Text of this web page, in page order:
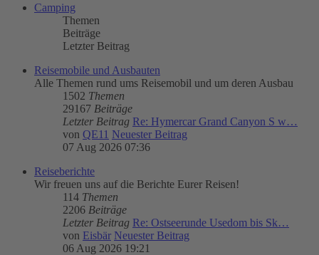
Camping
Themen
Beiträge
Letzter Beitrag
Reisemobile und Ausbauten
Alle Themen rund ums Reisemobil und um deren Ausbau
1502 Themen
29167 Beiträge
Letzter Beitrag Re: Hymercar Grand Canyon S w…
von QE11 Neuester Beitrag
07 Aug 2026 07:36
Reiseberichte
Wir freuen uns auf die Berichte Eurer Reisen!
114 Themen
2206 Beiträge
Letzter Beitrag Re: Ostseerunde Usedom bis Sk…
von Eisbär Neuester Beitrag
06 Aug 2026 19:21